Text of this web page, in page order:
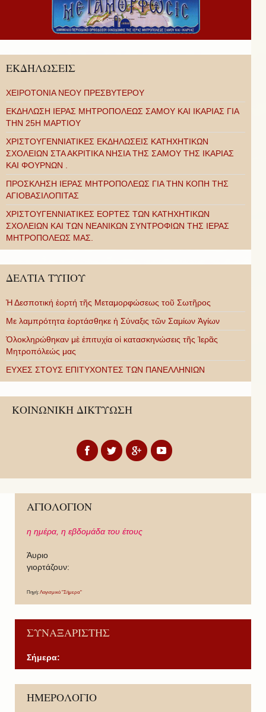
ΕΚΔΗΛΩΣΕΙΣ
ΧΕΙΡΟΤΟΝΙΑ ΝΕΟΥ ΠΡΕΣΒΥΤΕΡΟΥ
ΕΚΔΗΛΩΣΗ ΙΕΡΑΣ ΜΗΤΡΟΠΟΛΕΩΣ ΣΑΜΟΥ ΚΑΙ ΙΚΑΡΙΑΣ ΓΙΑ
ΤΗΝ 25Η ΜΑΡΤΙΟΥ
ΧΡΙΣΤΟΥΓΕΝΝΙΑΤΙΚΕΣ ΕΚΔΗΛΩΣΕΙΣ ΚΑΤΗΧΗΤΙΚΩΝ
ΣΧΟΛΕΙΩΝ ΣΤΑ ΑΚΡΙΤΙΚΑ ΝΗΣΙΑ ΤΗΣ ΣΑΜΟΥ ΤΗΣ ΙΚΑΡΙΑΣ
ΚΑΙ ΦΟΥΡΝΩΝ .
ΠΡΟΣΚΛΗΣΗ ΙΕΡΑΣ ΜΗΤΡΟΠΟΛΕΩΣ ΓΙΑ ΤΗΝ ΚΟΠΗ ΤΗΣ
ΑΓΙΟΒΑΣΙΛΟΠΙΤΑΣ
ΧΡΙΣΤΟΥΓΕΝΝΙΑΤΙΚΕΣ ΕΟΡΤΕΣ ΤΩΝ ΚΑΤΗΧΗΤΙΚΩΝ
ΣΧΟΛΕΙΩΝ ΚΑΙ ΤΩΝ ΝΕΑΝΙΚΩΝ ΣΥΝΤΡΟΦΙΩΝ ΤΗΣ ΙΕΡΑΣ
ΜΗΤΡΟΠΟΛΕΩΣ ΜΑΣ.
ΔΕΛΤΙΑ ΤΥΠΟΥ
Ἡ Δεσποτική ἑορτή τῆς Μεταμορφώσεως τοῦ Σωτῆρος
Με λαμπρότητα ἑορτάσθηκε ἡ Σύναξις τῶν Σαμίων Ἁγίων
Ὁλοκληρώθηκαν μὲ ἐπιτυχία οἱ κατασκηνώσεις τῆς Ἱερᾶς
Μητροπόλεώς μας
ΕΥΧΕΣ ΣΤΟΥΣ ΕΠΙΤΥΧΟΝΤΕΣ ΤΩΝ ΠΑΝΕΛΛΗΝΙΩΝ
ΚΟΙΝΩΝΙΚΗ ΔΙΚΤΥΩΣΗ
ΑΓΙΟΛΟΓΙΟΝ
η ημέρα, η εβδομάδα του έτους
Άυριο
γιορτάζουν:
Πηγή: Λογισμικό "Σήμερα"
ΣΥΝΑΞΑΡΙΣΤΗΣ
Σήμερα:
ΗΜΕΡΟΛΟΓΙΟ
P
r
P
r
N
e
N
e